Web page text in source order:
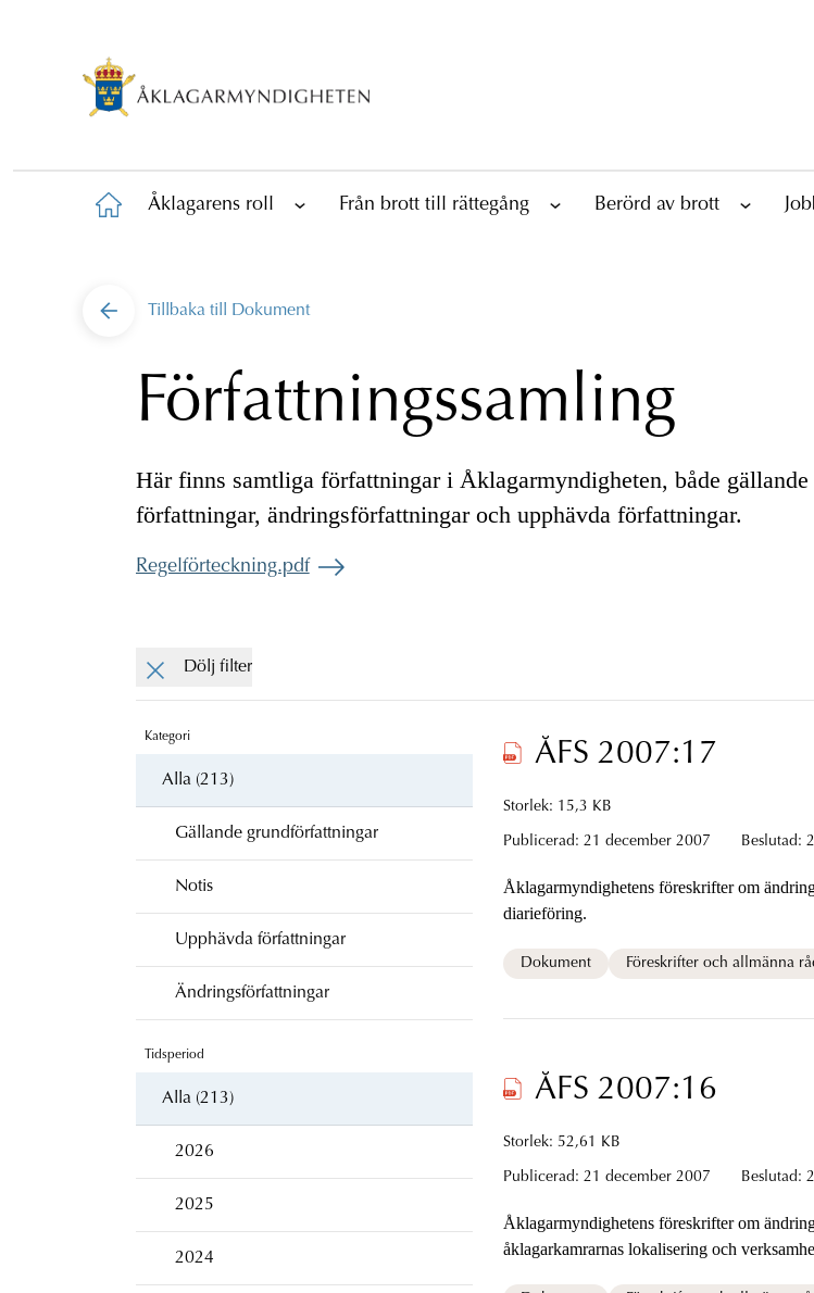
Åklagarens roll Från brott till rättegång Berörd av brott
Tillbaka till Dokument
Författningssamling
Här finns samtliga författningar i Åklagarmyndigheten, både gällande
författningar, ändringsförfattningar och upphävda författningar.
Regelförteckning.pdf
Dölj filter
Kategori
Alla (213)
Gällande grundförfattningar
Notis
Upphävda författningar
Ändringsförfattningar
Tidsperiod
Alla (213)
2026
2025
2024
ÅFS 2007:17
Storlek: 15,3 KB
Publicerad: 21 december 2007 Beslutad:
Åklagarmyndighetens föreskrifter om ändring i Åklagarmyndighetens föreskrifter (ÅFS 2005:19) om
diarieföring.
Dokument Föreskrifter och allmänna
ÅFS 2007:16
Storlek: 52,61 KB
Publicerad: 21 december 2007 Beslutad:
Åklagarmyndighetens föreskrifter om ändring i
åklagarkamrarnas lokalisering och